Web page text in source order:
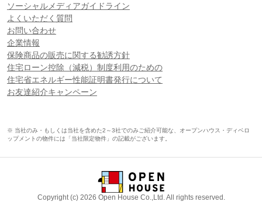
ソーシャルメディアガイドライン
よくいただく質問
お問い合わせ
企業情報
保険商品の販売に関する勧誘方針
住宅ローン控除（減税）制度利用のための
住宅省エネルギー性能証明書発行について
お友達紹介キャンペーン
※ 当社のみ・もしくは当社を含めた2～3社でのみご紹介可能な、オープンハウス・ディベロ
ップメントの物件には「当社限定物件」の記載がございます。
Copyright (c) 2026 Open House Co.,Ltd. All rights reserved.